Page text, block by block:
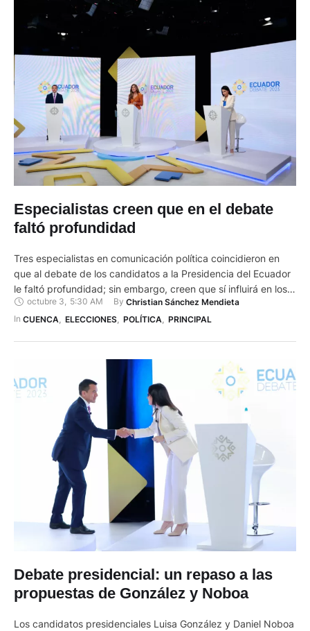
Especialistas creen que en el debate
faltó profundidad
Tres especialistas en comunicación política coincidieron en
que al debate de los candidatos a la Presidencia del Ecuador
le faltó profundidad; sin embargo, creen que sí influirá en los
indecisos para que decidan su voto. A criterio de Juan
Fernando Carranza, catedrático universitario y máster en
octubre 3, 5:30 AM By Christian Sánchez Mendieta
In CUENCA ELECCIONES, POLÍTICA PRINCIPAL
Debate presidencial: un repaso a las
propuestas de González y Noboa
Los candidatos presidenciales Luisa González y Daniel Noboa